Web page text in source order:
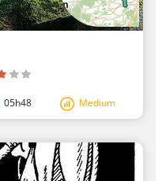
05h48 Medium